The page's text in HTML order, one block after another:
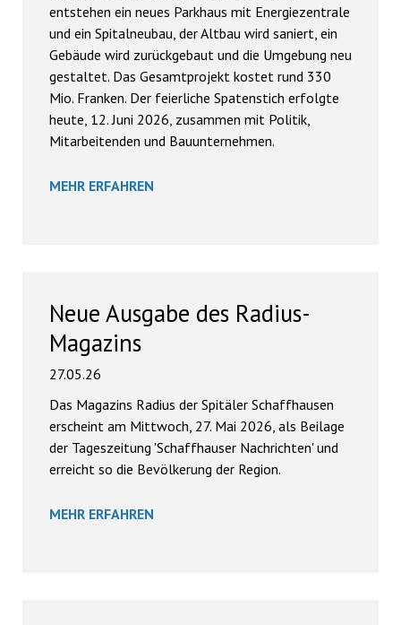
entstehen ein neues Parkhaus mit Energiezentrale
und ein Spitalneubau, der Altbau wird saniert, ein
Gebäude wird zurückgebaut und die Umgebung neu
gestaltet. Das Gesamtprojekt kostet rund 330
Mio. Franken. Der feierliche Spatenstich erfolgte
heute, 12. Juni 2026, zusammen mit Politik,
Mitarbeitenden und Bauunternehmen.
MEHR ERFAHREN
Neue Ausgabe des Radius-
Magazins
27.05.26
Das Magazins Radius der Spitäler Schaffhausen
erscheint am Mittwoch, 27. Mai 2026, als Beilage
der Tageszeitung 'Schaffhauser Nachrichten' und
erreicht so die Bevölkerung der Region.
MEHR ERFAHREN